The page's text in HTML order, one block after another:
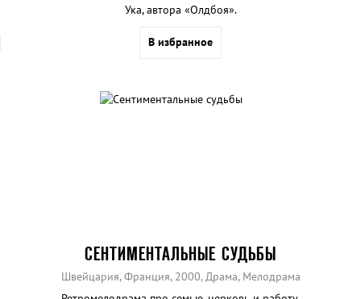
Ука, автора «Олдбоя».
В избранное
СЕНТИМЕНТАЛЬНЫЕ СУДЬБЫ
Швейцария, Франция, 2000, Драма, Мелодрама